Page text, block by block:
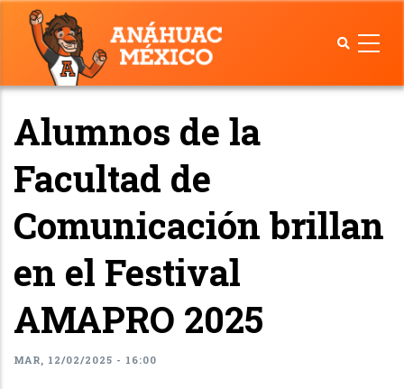
Pasar
contenido
principal
Alumnos de la
Facultad de
Comunicación brillan
en el Festival
AMAPRO 2025
MAR, 12/02/2025 - 16:00